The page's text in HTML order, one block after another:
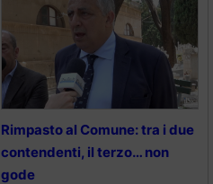
Rimpasto al Comune: tra i due
contendenti, il terzo… non
gode